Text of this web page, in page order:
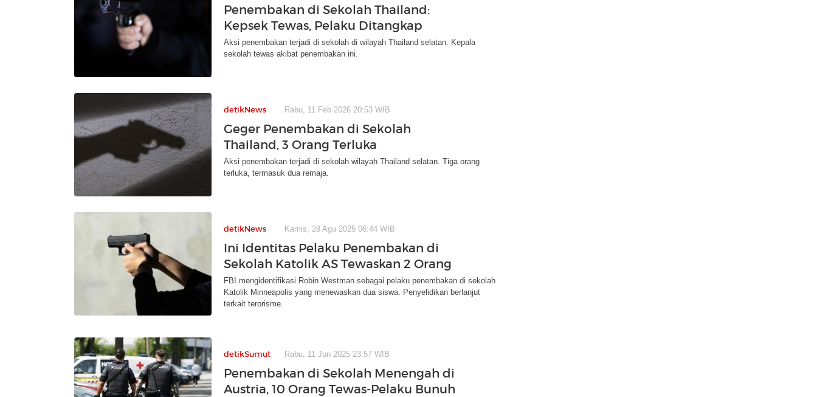
Penembakan di Sekolah Thailand:
Kepsek Tewas, Pelaku Ditangkap
Aksi penembakan terjadi di sekolah di wilayah Thailand selatan. Kepala
sekolah tewas akibat penembakan ini.
detikNews Rabu, 11 Feb 2026 20:53 WIB
Geger Penembakan di Sekolah
Thailand, 3 Orang Terluka
Aksi penembakan terjadi di sekolah wilayah Thailand selatan. Tiga orang
terluka, termasuk dua remaja.
detikNews Kamis, 28 Agu 2025 06:44 WIB
Ini Identitas Pelaku Penembakan di
Sekolah Katolik AS Tewaskan 2 Orang
FBI mengidentifikasi Robin Westman sebagai pelaku penembakan di sekolah
Katolik Minneapolis yang menewaskan dua siswa. Penyelidikan berlanjut
terkait terorisme.
detikSumut Rabu, 11 Jun 2025 23:57 WIB
Penembakan di Sekolah Menengah di
Austria, 10 Orang Tewas-Pelaku Bunuh